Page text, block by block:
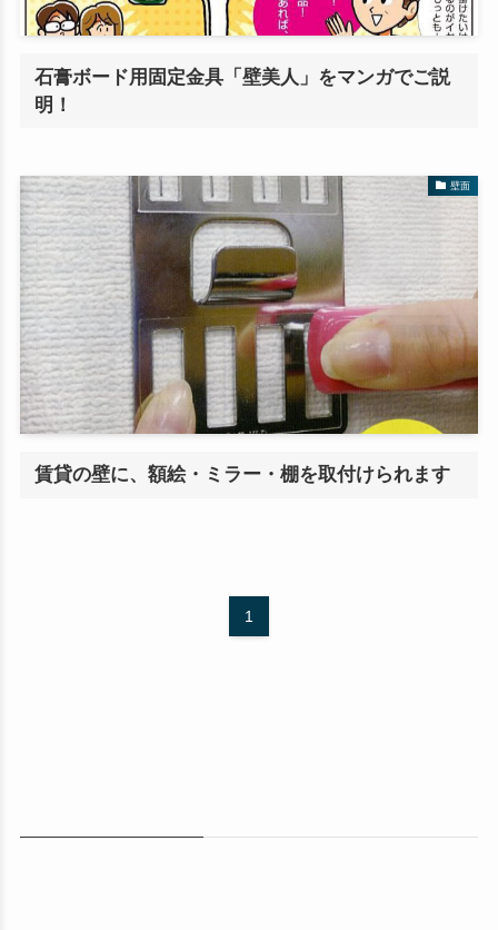
石膏ボード用固定金具「壁美人」をマンガでご説
明！
壁面
賃貸の壁に、額絵・ミラー・棚を取付けられます
1